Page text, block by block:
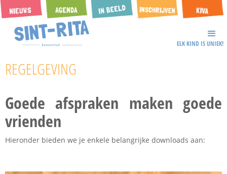
ELK KIND IS UNIEK!
REGELGEVING
Goede afspraken maken goede
vrienden
Hieronder bieden we je enkele belangrijke downloads aan: